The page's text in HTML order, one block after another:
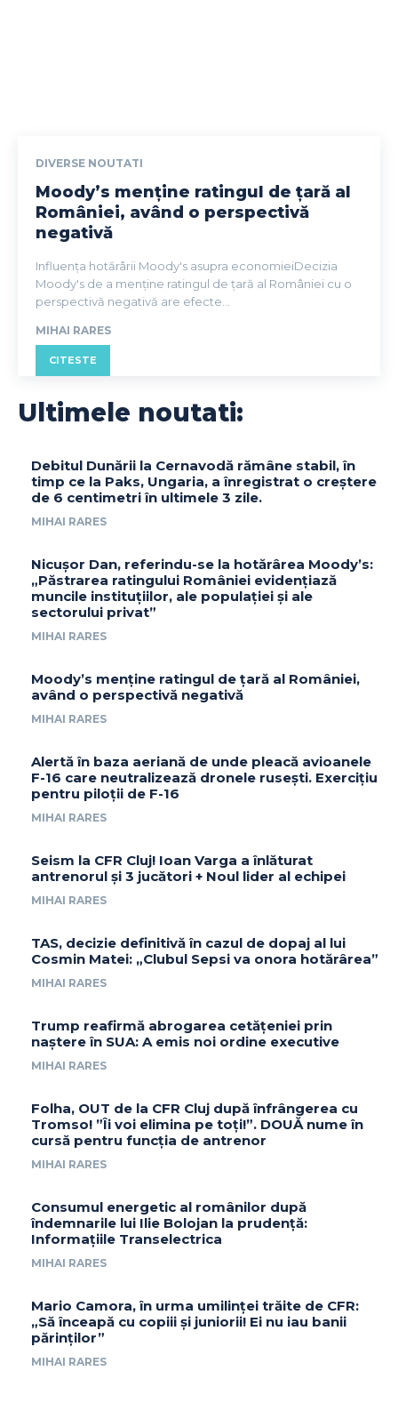
DIVERSE NOUTATI
Moody’s menține ratingul de țară al
României, având o perspectivă
negativă
Influența hotărârii Moody's asupra economieiDecizia
Moody's de a menține ratingul de țară al României cu o
perspectivă negativă are efecte...
MIHAI RARES
CITESTE
Ultimele noutati:
Debitul Dunării la Cernavodă rămâne stabil, în
timp ce la Paks, Ungaria, a înregistrat o creștere
de 6 centimetri în ultimele 3 zile.
MIHAI RARES
Nicușor Dan, referindu-se la hotărârea Moody’s:
„Păstrarea ratingului României evidențiază
muncile instituțiilor, ale populației și ale
sectorului privat”
MIHAI RARES
Moody’s menține ratingul de țară al României,
având o perspectivă negativă
MIHAI RARES
Alertă în baza aeriană de unde pleacă avioanele
F-16 care neutralizează dronele rusești. Exercițiu
pentru piloții de F-16
MIHAI RARES
Seism la CFR Cluj! Ioan Varga a înlăturat
antrenorul și 3 jucători + Noul lider al echipei
MIHAI RARES
TAS, decizie definitivă în cazul de dopaj al lui
Cosmin Matei: „Clubul Sepsi va onora hotărârea”
MIHAI RARES
Trump reafirmă abrogarea cetățeniei prin
naștere în SUA: A emis noi ordine executive
MIHAI RARES
Folha, OUT de la CFR Cluj după înfrângerea cu
Tromso! ”Îi voi elimina pe toți!”. DOUĂ nume în
cursă pentru funcția de antrenor
MIHAI RARES
Consumul energetic al românilor după
îndemnarile lui Ilie Bolojan la prudență:
Informațiile Transelectrica
MIHAI RARES
Mario Camora, în urma umilinței trăite de CFR:
„Să înceapă cu copiii și juniorii! Ei nu iau banii
părinților”
MIHAI RARES